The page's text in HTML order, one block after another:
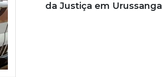
da Justiça em Urussanga